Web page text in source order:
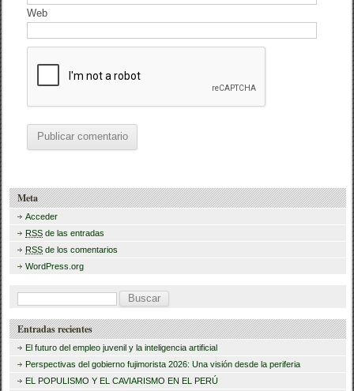
Web
Meta
Acceder
RSS de las entradas
RSS de los comentarios
WordPress.org
B
u
s
c
a
Entradas recientes
El futuro del empleo juvenil y la inteligencia artificial
Perspectivas del gobierno fujimorista 2026: Una visión desde la periferia
EL POPULISMO Y EL CAVIARISMO EN EL PERÚ